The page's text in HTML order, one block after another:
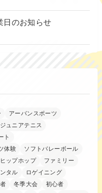
日のお知らせ
アーバンスポーツ
ジュニアテニス
ト
体験
ソフトバレーボール
ヒップホップ
ファミリー
タル
ロゲイニング
冬季大会
初心者